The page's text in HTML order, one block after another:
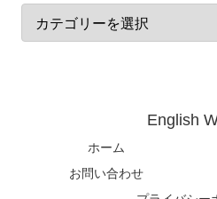
English
ホーム
お問い合わせ